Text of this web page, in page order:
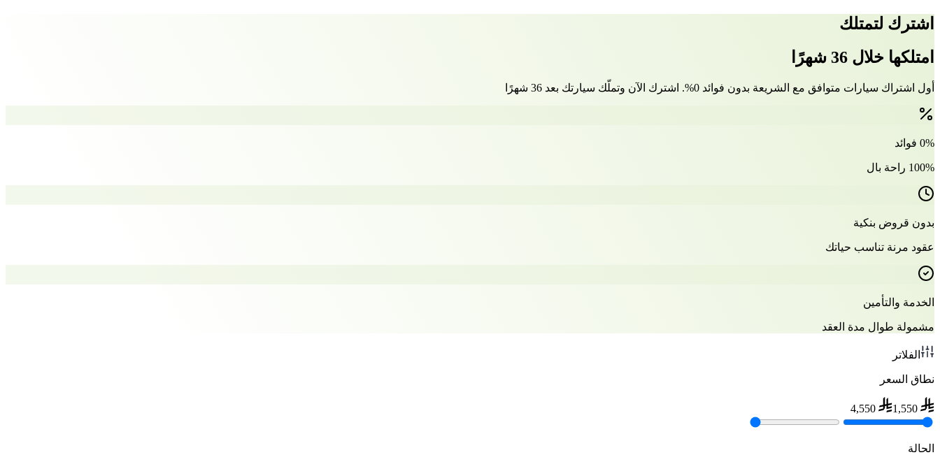
اشترك لتمتلك
امتلكها خلال 36 شهرًا
أول اشتراك سيارات متوافق مع الشريعة بدون فوائد 0%. اشترك الآن وتملّك سيارتك بعد 36 شهرًا
0% فوائد
100% راحة بال
بدون قروض بنكية
عقود مرنة تناسب حياتك
الخدمة والتأمين
مشمولة طوال مدة العقد
الفلاتر
نطاق السعر
1,550
4,550
الحالة